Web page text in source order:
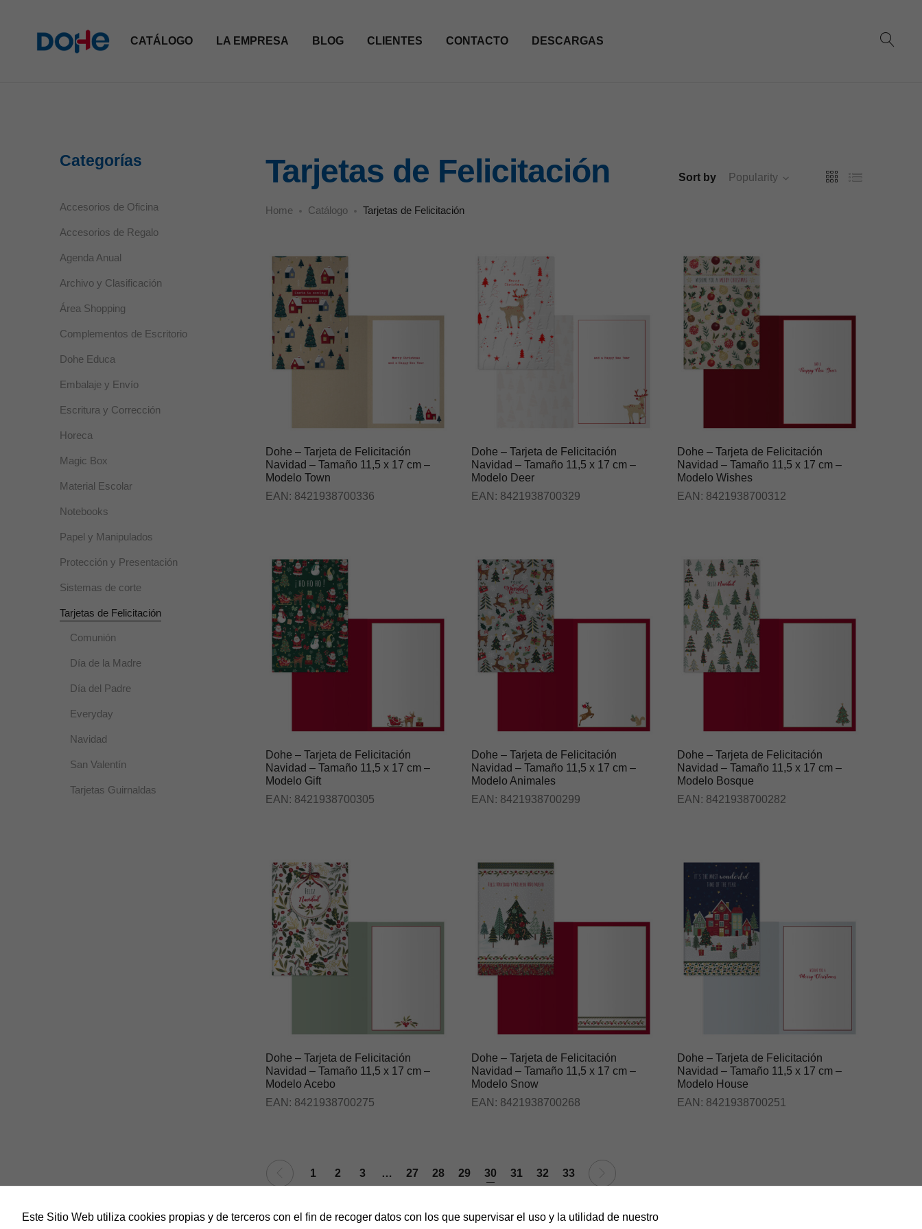
CATÁLOGO LA EMPRESA BLOG CLIENTES CONTACTO DESCARGAS
Tarjetas de Felicitación
Home Catálogo Tarjetas de Felicitación
Sort by Popularity
Dohe – Tarjeta de Felicitación
Navidad – Tamaño 11,5 x 17 cm –
Modelo Town
EAN: 8421938700336
Dohe – Tarjeta de Felicitación
Navidad – Tamaño 11,5 x 17 cm –
Modelo Deer
EAN: 8421938700329
Dohe – Tarjeta de Felicitación
Navidad – Tamaño 11,5 x 17 cm –
Modelo Wishes
EAN: 8421938700312
Dohe – Tarjeta de Felicitación
Navidad – Tamaño 11,5 x 17 cm –
Modelo Gift
EAN: 8421938700305
Dohe – Tarjeta de Felicitación
Navidad – Tamaño 11,5 x 17 cm –
Modelo Animales
EAN: 8421938700299
Dohe – Tarjeta de Felicitación
Navidad – Tamaño 11,5 x 17 cm –
Modelo Bosque
EAN: 8421938700282
Dohe – Tarjeta de Felicitación
Navidad – Tamaño 11,5 x 17 cm –
Modelo Acebo
EAN: 8421938700275
Dohe – Tarjeta de Felicitación
Navidad – Tamaño 11,5 x 17 cm –
Modelo Snow
EAN: 8421938700268
Dohe – Tarjeta de Felicitación
Navidad – Tamaño 11,5 x 17 cm –
Modelo House
EAN: 8421938700251
1 2 3 … 27 28 29 30 31 32 33
Categorías
Accesorios de Oficina
Accesorios de Regalo
Agenda Anual
Archivo y Clasificación
Área Shopping
Complementos de Escritorio
Dohe Educa
Embalaje y Envío
Escritura y Corrección
Horeca
Magic Box
Material Escolar
Notebooks
Papel y Manipulados
Protección y Presentación
Sistemas de corte
Tarjetas de Felicitación
Comunión
Día de la Madre
Día del Padre
Everyday
Navidad
San Valentín
Tarjetas Guirnaldas
Este Sitio Web utiliza cookies propias y de terceros con el fin de recoger datos con los que supervisar el uso y la utilidad de nuestro